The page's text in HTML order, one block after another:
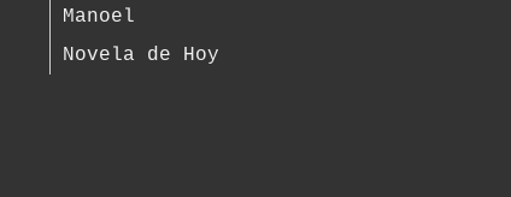
Manoel
Novela de Hoy